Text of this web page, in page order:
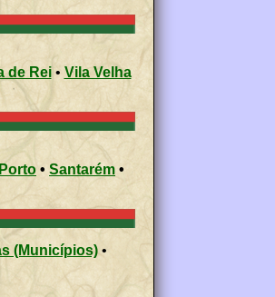
de Rei• Vila Velha
Porto• Santarém •
(Municípios)•